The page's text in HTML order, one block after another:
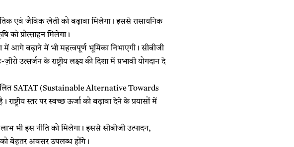
एवं जैविक खेती को बढ़ावा मिलेगा। इससे रासायनिक
को प्रोत्साहन मिलेगा।
आगे बढ़ाने में भी महत्वपूर्ण भूमिका निभाएगी। सीबीजी
के राष्ट्रीय लक्ष्य की दिशा में प्रभावी योगदान दे
SATAT (Sustainable Alternative Towards
स्तर पर स्वच्छ ऊर्जा को बढ़ावा देने के प्रयासों में
भी इस नीति को मिलेगा। इससे सीबीजी उत्पादन,
को बेहतर अवसर उपलब्ध होंगे।